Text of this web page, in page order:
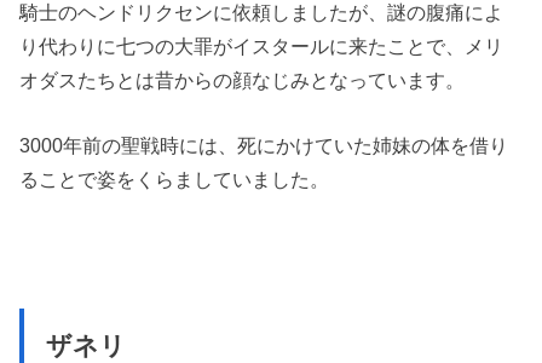
騎士のヘンドリクセンに依頼しましたが、謎の腹痛によ
り代わりに七つの大罪がイスタールに来たことで、メリ
オダスたちとは昔からの顔なじみとなっています。
3000年前の聖戦時には、死にかけていた姉妹の体を借り
ることで姿をくらましていました。
ザネリ